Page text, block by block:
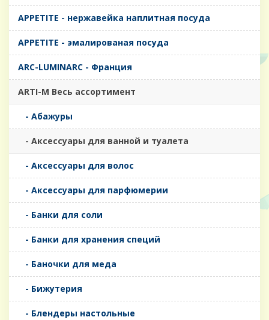
APPETITE - нержавейка наплитная посуда
APPETITE - эмалированая посуда
ARC-LUMINARC - Франция
ARTI-M Весь ассортимент
- Абажуры
- Аксессуары для ванной и туалета
- Аксессуары для волос
- Аксессуары для парфюмерии
- Банки для соли
- Банки для хранения специй
- Баночки для меда
- Бижутерия
- Блендеры настольные